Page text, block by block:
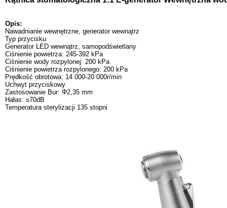
Opis:
Nawadnianie wewnętrzne, generator wewnątrz
Typ przycisku
Generator LED wewnątrz, samopodświetlany
Ciśnienie powietrza: 245-392 kPa
Ciśnienie wody rozpylonej: 200 kPa
Ciśnienie powietrza rozpylonego: 200 kPa
Prędkość obrotowa: 14 000-20 000r/min
Uchwyt przyciskowy
Zastosowanie Bur: Φ2,35 mm
Hałas: ≤70dB
Temperatura sterylizacji 135 stopni